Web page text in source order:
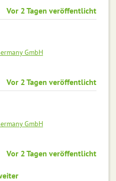
Vor 2 Tagen veröffentlicht
GmbH
Vor 2 Tagen veröffentlicht
GmbH
Vor 2 Tagen veröffentlicht